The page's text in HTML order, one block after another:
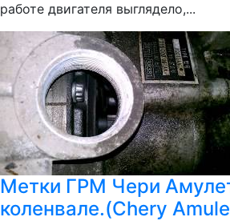
работе двигателя выглядело,...
Метки ГРМ Чери
коленвале.(Chery